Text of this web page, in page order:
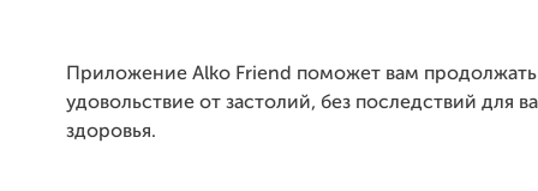
Приложение Alko Friend поможет вам продолжать
удовольствие от застолий, без последствий для
здоровья.